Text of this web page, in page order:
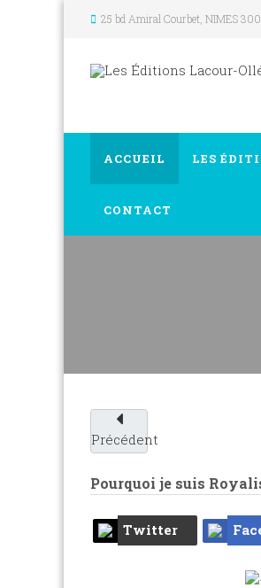
25 bd Amiral Courbet , NIMES
ACCUEIL LES
CONTACT
Précédent
Pourquoi je suis
Twitter